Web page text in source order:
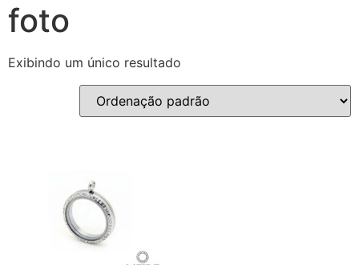
foto
Exibindo um único resultado